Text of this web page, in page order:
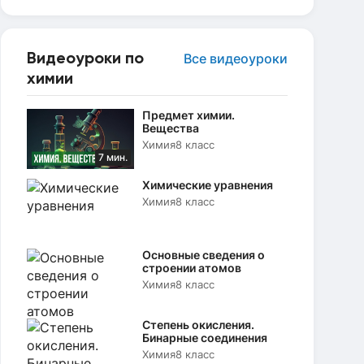
Видеоуроки по
химии
Все видеоуроки
7 мин.
Предмет химии.
Вещества
Химия8 класс
Химические уравнения
Химия8 класс
Основные сведения о
строении атомов
Химия8 класс
Степень окисления.
Бинарные соединения
Химия8 класс